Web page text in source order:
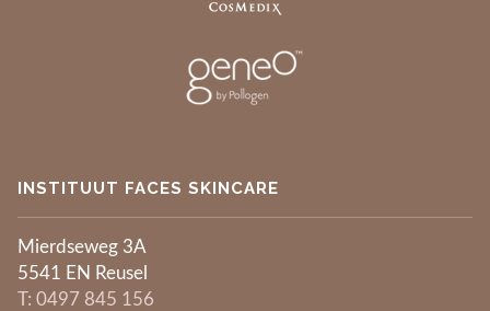
INSTITUUT FACES SKINCARE
Mierdseweg 3A
5541 EN Reusel
​T: 0497 845 156